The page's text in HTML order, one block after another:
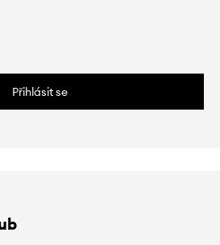
Přihlásit se